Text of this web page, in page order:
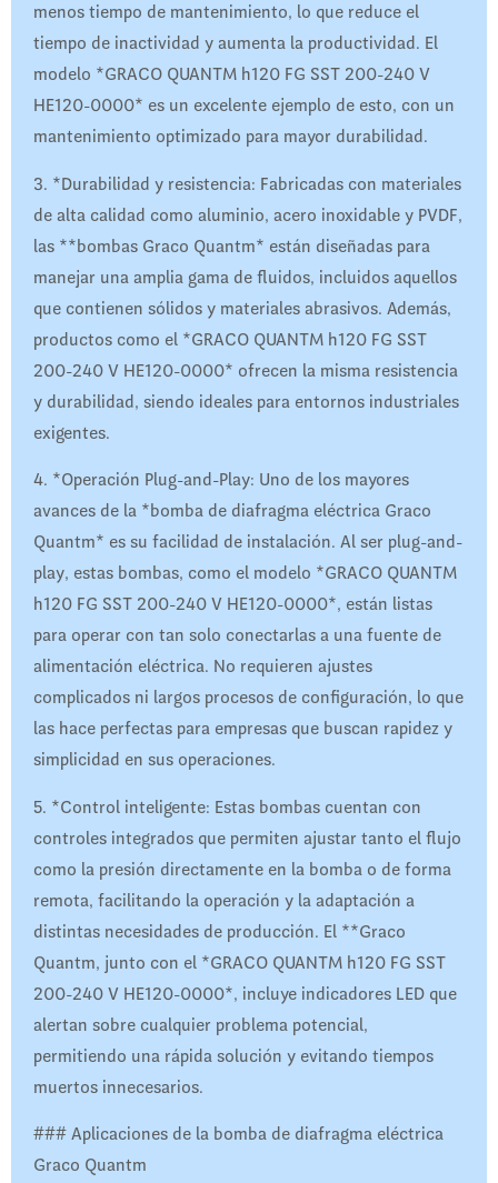
menos tiempo de mantenimiento, lo que reduce el
tiempo de inactividad y aumenta la productividad. El
modelo *GRACO QUANTM h120 FG SST 200-240 V
HE120-0000* es un excelente ejemplo de esto, con un
mantenimiento optimizado para mayor durabilidad.
3. *Durabilidad y resistencia: Fabricadas con materiales
de alta calidad como aluminio, acero inoxidable y PVDF,
las **bombas Graco Quantm* están diseñadas para
manejar una amplia gama de fluidos, incluidos aquellos
que contienen sólidos y materiales abrasivos. Además,
productos como el *GRACO QUANTM h120 FG SST
200-240 V HE120-0000* ofrecen la misma resistencia
y durabilidad, siendo ideales para entornos industriales
exigentes.
4. *Operación Plug-and-Play: Uno de los mayores
avances de la *bomba de diafragma eléctrica Graco
Quantm* es su facilidad de instalación. Al ser plug-and-
play, estas bombas, como el modelo *GRACO QUANTM
h120 FG SST 200-240 V HE120-0000*, están listas
para operar con tan solo conectarlas a una fuente de
alimentación eléctrica. No requieren ajustes
complicados ni largos procesos de configuración, lo que
las hace perfectas para empresas que buscan rapidez y
simplicidad en sus operaciones.
5. *Control inteligente: Estas bombas cuentan con
controles integrados que permiten ajustar tanto el flujo
como la presión directamente en la bomba o de forma
remota, facilitando la operación y la adaptación a
distintas necesidades de producción. El **Graco
Quantm, junto con el *GRACO QUANTM h120 FG SST
200-240 V HE120-0000*, incluye indicadores LED que
alertan sobre cualquier problema potencial,
permitiendo una rápida solución y evitando tiempos
muertos innecesarios.
### Aplicaciones de la bomba de diafragma eléctrica
Graco Quantm